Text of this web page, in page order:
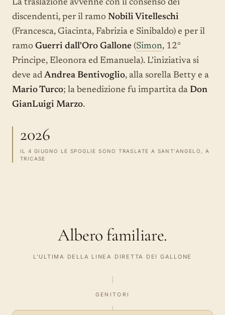
La traslazione avvenne con il consenso dei
discendenti, per il ramo Nobili Vitelleschi
(Francesca, Giacinta, Fabrizia e Sinibaldo) e per il
ramo Guerri dall'Oro Gallone (Simon, 12°
Principe, Eleonora ed Emanuela). L'iniziativa si
deve ad Andrea Bentivoglio, alla sorella Betty e a
Mario Turco; la benedizione fu impartita da Don
GianLuigi Marzo.
2026
IL 4 GIUGNO LE SPOGLIE SONO TRASLATE A SANT'ANGELO, A
TRICASE
Albero familiare.
L'ULTIMA DELLA LINEA DIRETTA DEI GALLONE
GENITORI